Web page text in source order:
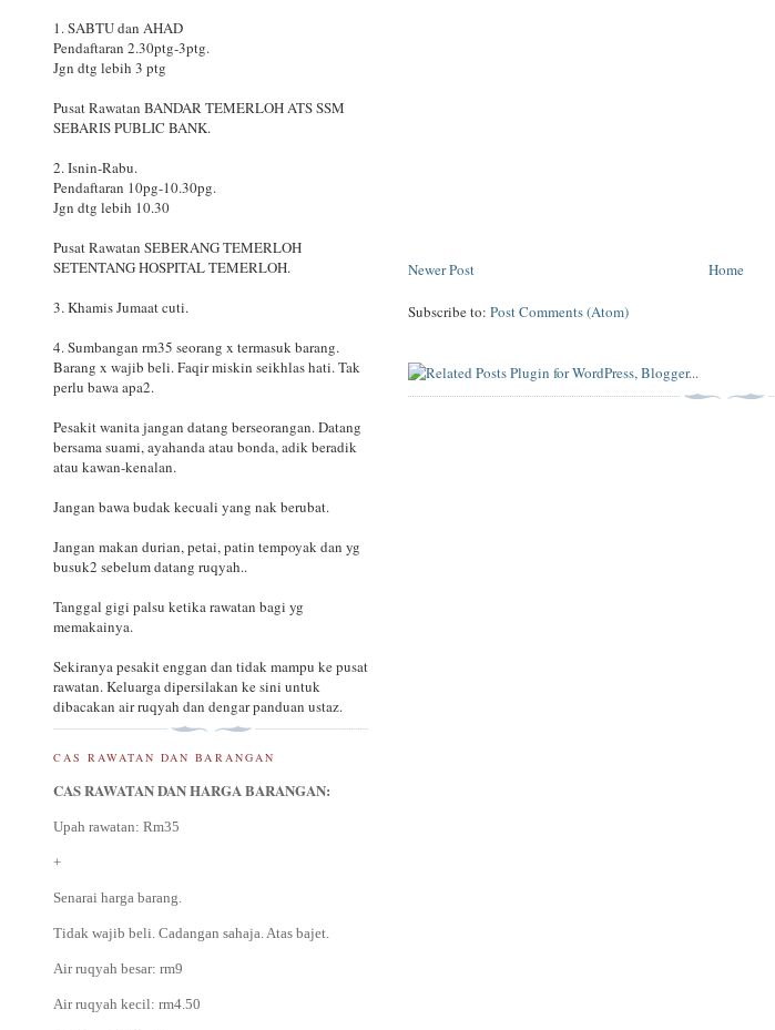
Newer Post Home
Subscribe to:Post Comments (Atom)
1. SABTU dan AHAD
Pendaftaran 2.30ptg-3ptg.
Jgn dtg lebih 3 ptg
Pusat Rawatan BANDAR TEMERLOH ATS SSM
SEBARIS PUBLIC BANK.
2. Isnin-Rabu.
Pendaftaran 10pg-10.30pg.
Jgn dtg lebih 10.30
Pusat Rawatan SEBERANG TEMERLOH
SETENTANG HOSPITAL TEMERLOH.
3. Khamis Jumaat cuti.
4. Sumbangan rm35 seorang x termasuk barang.
Barang x wajib beli. Faqir miskin seikhlas hati. Tak
perlu bawa apa2.
Pesakit wanita jangan datang berseorangan. Datang
bersama suami, ayahanda atau bonda, adik beradik
atau kawan-kenalan.
Jangan bawa budak kecuali yang nak berubat.
Jangan makan durian, petai, patin tempoyak dan yg
busuk2 sebelum datang ruqyah..
Tanggal gigi palsu ketika rawatan bagi yg
memakainya.
Sekiranya pesakit enggan dan tidak mampu ke pusat
rawatan. Keluarga dipersilakan ke sini untuk
dibacakan air ruqyah dan dengar panduan ustaz.
CAS RAWATAN DAN BARANGAN
CAS RAWATAN DAN HARGA BARANGAN:
Upah rawatan: Rm35
+
Senarai harga barang.
Tidak wajib beli. Cadangan sahaja. Atas bajet.
Air ruqyah besar: rm9
Air ruqyah kecil: rm4.50